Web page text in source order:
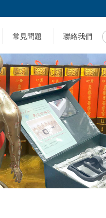
常見問題 聯絡我們